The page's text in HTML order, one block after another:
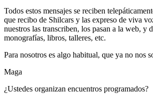
Todos estos mensajes se reciben
que recibo de Shilcars y las expreso de viva
nuestros las transcriben, los pasan a la web, y
monografías, libros, talleres, etc.
Para nosotros es algo habitual, que ya no nos
Maga
¿Ustedes organizan encuentros programados?